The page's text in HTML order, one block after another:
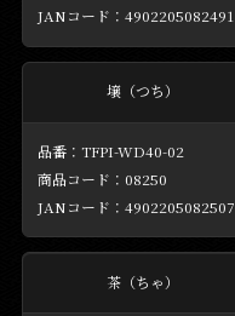
4902205082491
壌（つち）
TFPI-WD40-02
08250
4902205082507
茶（ちゃ）